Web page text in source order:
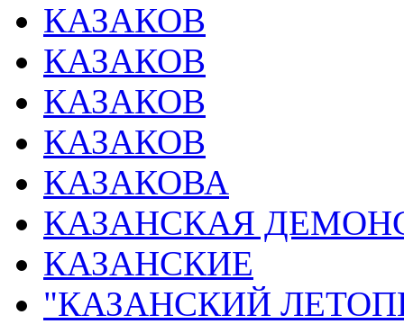
КАЗАКОВ
КАЗАКОВ
КАЗАКОВ
КАЗАКОВ
КАЗАКОВА
КАЗАНСКАЯ
КАЗАНСКИЕ
"КАЗАНСКИЙ